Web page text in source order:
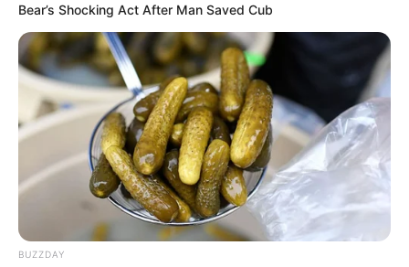
Bear’s Shocking Act After Man Saved Cub
BUZZDAY